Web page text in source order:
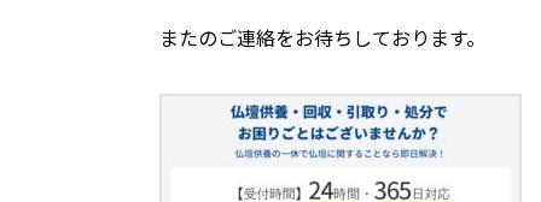
またのご連絡をお待ちしております。